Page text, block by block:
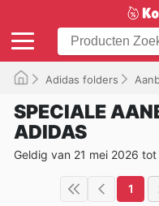
Adidas folders
SPECIALE
ADIDAS
Geldig van 21 mei 2026
1